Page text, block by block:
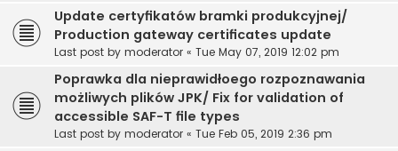
Update certyfikatów bramki produkcyjnej/
Production gateway certificates update
Last post by moderator « Tue May 07, 2019 12:02 pm
Poprawka dla nieprawidłoego rozpoznawania
możliwych plików JPK/ Fix for validation of
accessible SAF-T file types
Last post by moderator « Tue Feb 05, 2019 2:36 pm